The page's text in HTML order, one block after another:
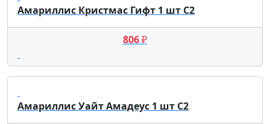
Амариллис Кристмас Гифт 1 шт С2
806₽
Амариллис Уайт Амадеус 1 шт С2